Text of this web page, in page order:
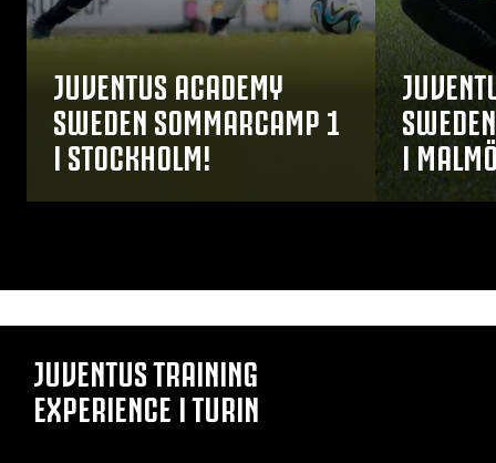
JUVENTUS ACADEMY
SWEDEN SOMMARCAMP 1
I STOCKHOLM!
I
JUVENTUS TRAINING
EXPERIENCE I TURIN